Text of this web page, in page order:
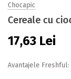
Chocapic
Cereale cu
17,63 Lei
Avantajele Freshful: